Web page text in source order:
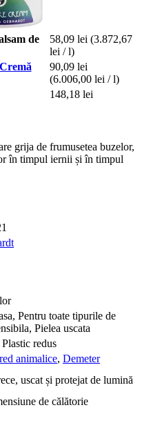
de
58,09 lei (3.872,67
lei / l)
90,09 lei
(6.006,00 lei / l)
148,18 lei
grija de frumusetea buzelor,
în timpul iernii și în timpul
Pentru toate tipurile de
Pielea uscata
redus
animalice, Demeter
uscat și protejat de lumină
de călătorie